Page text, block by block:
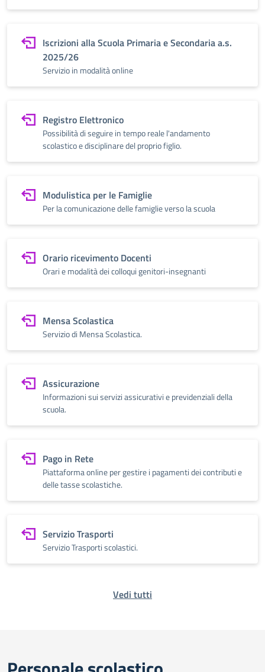
Iscrizioni alla Scuola Primaria e Secondaria a.s.
2025/26
Servizio in modalità online
Registro Elettronico
Possibilità di seguire in tempo reale l'andamento
scolastico e disciplinare del proprio figlio.
Modulistica per le Famiglie
Per la comunicazione delle famiglie verso la scuola
Orario ricevimento Docenti
Orari e modalità dei colloqui genitori-insegnanti
Mensa Scolastica
Servizio di Mensa Scolastica.
Assicurazione
Informazioni sui servizi assicurativi e previdenziali della
scuola.
Pago in Rete
Piattaforma online per gestire i pagamenti dei contributi e
delle tasse scolastiche.
Servizio Trasporti
Servizio Trasporti scolastici.
Vedi tutti